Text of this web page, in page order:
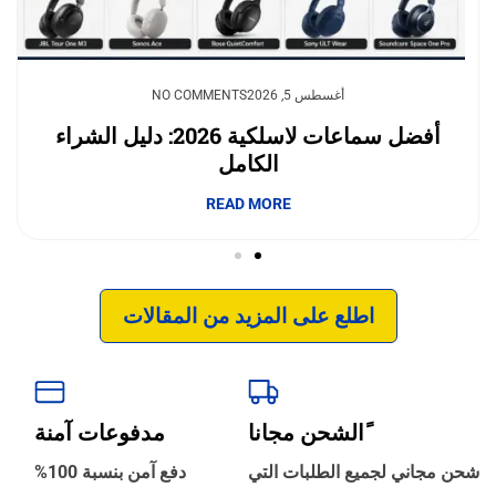
NO COMMENTS
وداعًا لقلق نفاد الشحن.. بطاريات السيليكون
والكربون تغيّر مستقبل الجوالات
READ MORE
أغسطس 5, 2026 NO COMMENTS
أفضل سماعات لاسلكية 2026: دليل الشراء
الكامل
READ MORE
اطلع على المزيد من المقالات
ًالشحن مجانا
شحن مجاني لجميع الطلبات التي
مدفوعات آمنة
دفع آمن بنسبة 100%
الترجمة والبحوث ‹